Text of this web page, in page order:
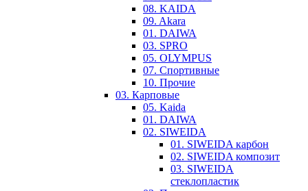
08. KAIDA
09. Akara
01. DAIWA
03. SPRO
05. OLYMPUS
07. Спортивные
10. Прочие
03. Карповые
05. Kaida
01. DAIWA
02. SIWEIDA
01. SIWEIDA карбон
02. SIWEIDA композит
03. SIWEIDA
стеклопластик